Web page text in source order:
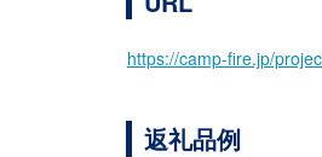
https://camp-fire.jp/
返礼品例